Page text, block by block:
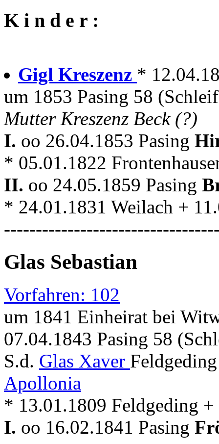
K i n d e r :
Gigl Kreszenz *
um 1853 Pasing 58
Mutter Kreszenz Beck (?)
I. oo 26.04.1853 Pasing
* 05.01.1822
II. oo 24.05.1859 Pasing
* 24.01.1831 Weilach +
Glas Sebastian
Vorfahren: 102
um 1841 Einheirat bei
07.04.1843 Pasing 58
S.d. Glas Xaver
Apollonia
* 13.01.1809 Feldgeding
I. oo 16.02.1841 Pasing